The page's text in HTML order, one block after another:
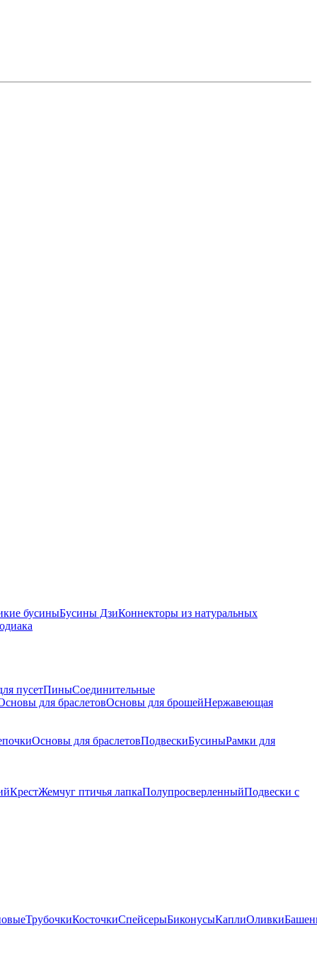
бусиныБусины ДзиКоннекторы из натуральных
пусетПиныСоединительные
для браслетовОсновы для брошейНержавеющая
Основы для браслетовПодвескиБусиныРамки для
КрестЖемчуг птичья лапкаПолупросверленныйПодвески с
ТрубочкиКосточкиСпейсерыБиконусыКаплиОливки